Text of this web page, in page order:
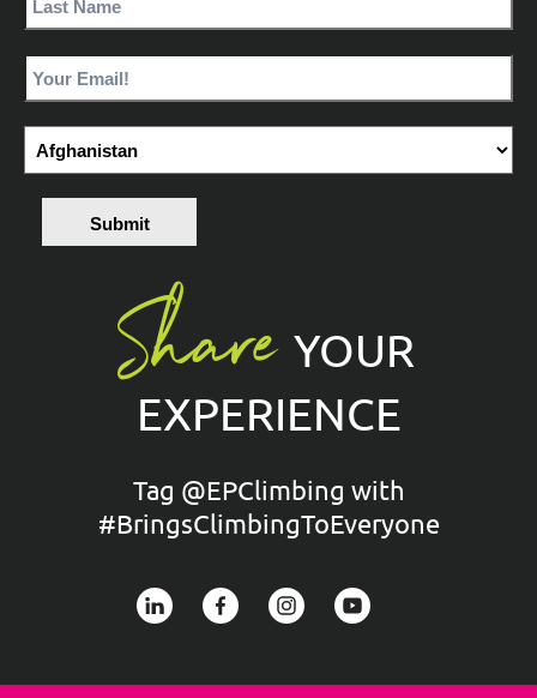
Submit
Share YOUR
EXPERIENCE
Tag @EPClimbing with
#BringsClimbingToEveryone